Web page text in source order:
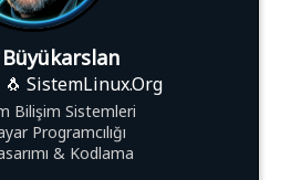
🐧 SistemLinux.Org
Bilişim Sistemleri
Programcılığı
& Kodlama